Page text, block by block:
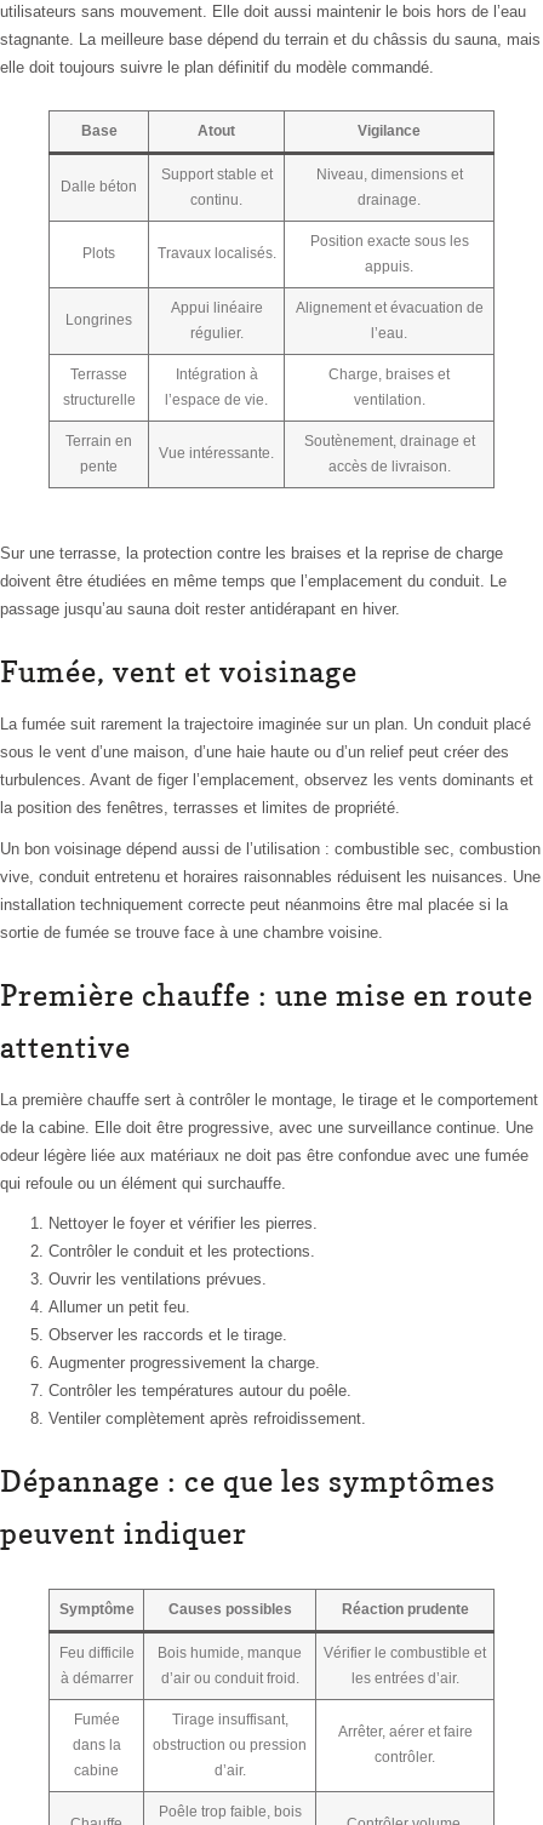
utilisateurs sans mouvement. Elle doit aussi maintenir le bois hors de l’eau
stagnante. La meilleure base dépend du terrain et du châssis du sauna, mais
elle doit toujours suivre le plan définitif du modèle commandé.
Base Atout Vigilance
Dalle béton
Support stable et
continu.
Niveau, dimensions et
drainage.
Plots Travaux localisés.
Position exacte sous les
appuis.
Longrines
Appui linéaire
régulier.
Alignement et évacuation de
l’eau.
Terrasse
structurelle
Intégration à
l’espace de vie.
Charge, braises et
ventilation.
Terrain en
pente
Vue intéressante.
Soutènement, drainage et
accès de livraison.
Sur une terrasse, la protection contre les braises et la reprise de charge
doivent être étudiées en même temps que l’emplacement du conduit. Le
passage jusqu’au sauna doit rester antidérapant en hiver.
Fumée, vent et voisinage
La fumée suit rarement la trajectoire imaginée sur un plan. Un conduit placé
sous le vent d’une maison, d’une haie haute ou d’un relief peut créer des
turbulences. Avant de figer l’emplacement, observez les vents dominants et
la position des fenêtres, terrasses et limites de propriété.
Un bon voisinage dépend aussi de l’utilisation : combustible sec, combustion
vive, conduit entretenu et horaires raisonnables réduisent les nuisances. Une
installation techniquement correcte peut néanmoins être mal placée si la
sortie de fumée se trouve face à une chambre voisine.
Première chauffe : une mise en route
attentive
La première chauffe sert à contrôler le montage, le tirage et le comportement
de la cabine. Elle doit être progressive, avec une surveillance continue. Une
odeur légère liée aux matériaux ne doit pas être confondue avec une fumée
qui refoule ou un élément qui surchauffe.
Nettoyer le foyer et vérifier les pierres.
Contrôler le conduit et les protections.
Ouvrir les ventilations prévues.
Allumer un petit feu.
Observer les raccords et le tirage.
Augmenter progressivement la charge.
Contrôler les températures autour du poêle.
Ventiler complètement après refroidissement.
Dépannage : ce que les symptômes
peuvent indiquer
Symptôme Causes possibles Réaction prudente
Feu difficile
à démarrer
Bois humide, manque
d’air ou conduit froid.
Vérifier le combustible et
les entrées d’air.
Fumée
dans la
cabine
Tirage insuffisant,
obstruction ou pression
d’air.
Arrêter, aérer et faire
contrôler.
Poêle trop faible, bois